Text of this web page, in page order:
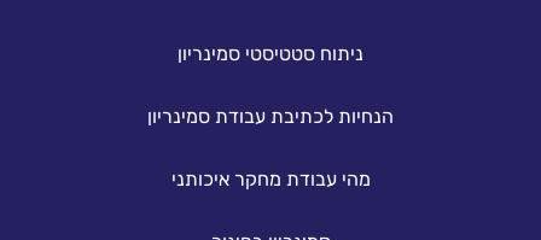
ניתוח סטטיסטי סמינריון
הנחיות לכתיבת עבודת סמינריון
מהי עבודת מחקר איכותני